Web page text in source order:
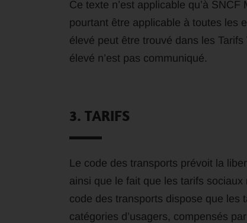
Ce texte n’est applicable qu’à
pourtant être applicable à toutes les
élevé peut être trouvé dans les
élevé n’est pas communiqué.
3. TARIFS
Le code des transports prévoit la
ainsi que le fait que les tarifs sociaux
code des transports dispose que les
catégories d’usagers, compensés